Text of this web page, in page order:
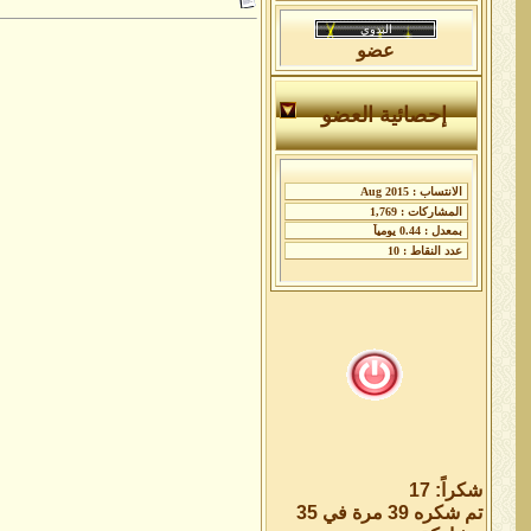
عضو
إحصائية العضو
شكراً: 17
تم شكره 39 مرة في 35